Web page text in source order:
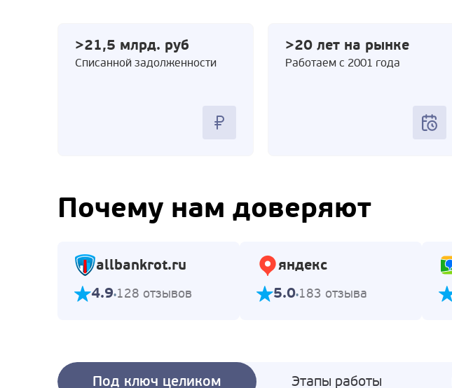
>21,5 млрд. руб
Cписанной задолженности
>20 лет на рынке
Работаем с 2001 года
Почему нам доверяют
allbankrot.ru
4.9 128 отзывов
яндекс
5.0 183 отзыва
Под ключ целиком Этапы работы